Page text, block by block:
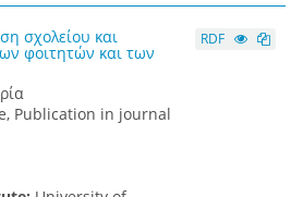
σχολείου και
φοιτητών και των
Publication in journal
RDF